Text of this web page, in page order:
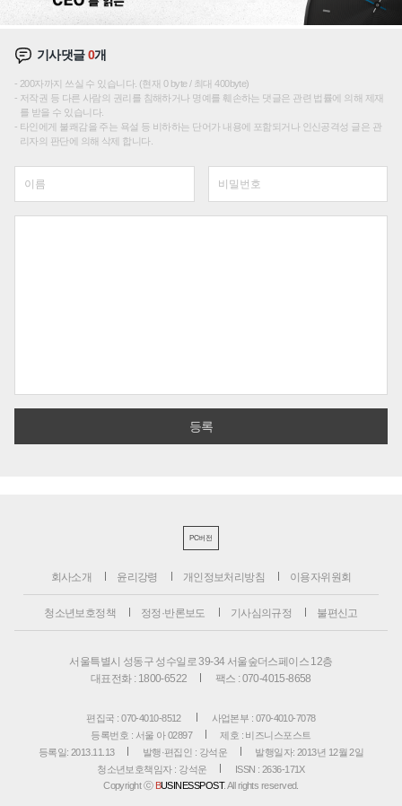
기사댓글0개
200자까지 쓰실 수 있습니다. (현재 0 byte / 최대 400byte)
저작권 등 다른 사람의 권리를 침해하거나 명예를 훼손하는 댓글은 관련 법률에 의해 제재
를 받을 수 있습니다.
타인에게 불쾌감을 주는 욕설 등 비하하는 단어가 내용에 포함되거나 인신공격성 글은 관
리자의 판단에 의해 삭제 합니다.
PC버전
회사소개 윤리강령 개인정보처리방침 이용자위원회
청소년보호정책 정정·반론보도 기사심의규정 불편신고
서울특별시 성동구 성수일로 39-34 서울숲더스페이스 12층
대표전화 : 1800-6522
팩스 : 070-4015-8658
편집국 : 070-4010-8512
사업본부 : 070-4010-7078
등록번호 : 서울 아 02897
제호 : 비즈니스포스트
등록일: 2013.11.13
발행·편집인 : 강석운
발행일자: 2013년 12월 2일
청소년보호책임자 : 강석운
ISSN : 2636-171X
Copyright ⓒ BUSINESSPOST. All rights reserved.